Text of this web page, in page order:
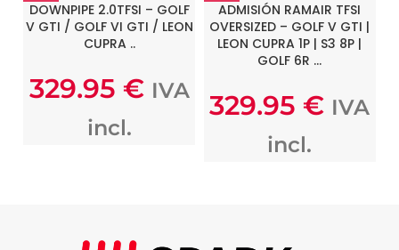
DOWNPIPE 2.0TFSI – GOLF
V GTI / GOLF VI GTI / LEON
CUPRA ..
329.95 € IVA
incl.
ADMISIÓN RAMAIR TFSI
OVERSIZED – GOLF V GTI |
LEON CUPRA 1P | S3 8P |
GOLF 6R …
329.95€ IVA
incl.